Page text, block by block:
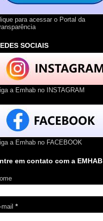
para acessar o Portal da
SOCIAIS
a Emhab no INSTAGRAM
a Emhab no FACEBOOK
em contato com a EMHAB
mail *